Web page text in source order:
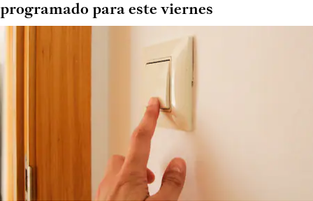
programado para este viernes